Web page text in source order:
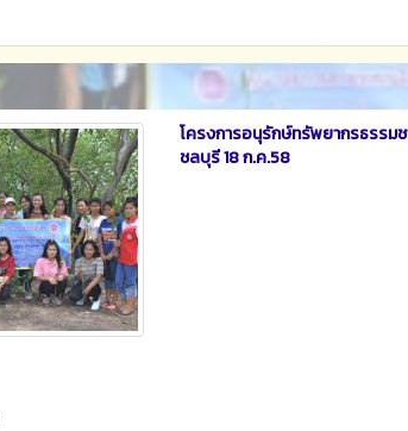
โครงการอนุรักษ์ทรัพยากรธรรม
ชลบุรี 18 ก.ค.58